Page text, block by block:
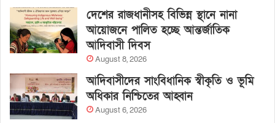
দেশের রাজধানীসহ বিভিন্ন স্থানে নানা
আয়োজনে পালিত হচ্ছে আন্তর্জাতিক
আদিবাসী দিবস
August 8, 2026
আদিবাসীদের সাংবিধানিক স্বীকৃতি ও ভূমি
অধিকার নিশ্চিতের আহ্বান
August 6, 2026